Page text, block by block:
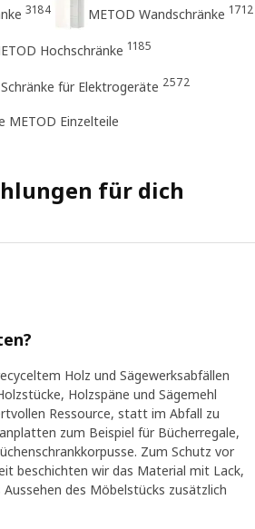
3184 METOD Wandschränke 1712
Hochschränke 1185
für Elektrogeräte 2572
METOD Einzelteile
für dich
Holz und Sägewerksabfällen
Holzspäne und Sägemehl
Ressource, statt im Abfall zu
zum Beispiel für Bücherregale,
Zum Schutz vor
beschichten wir das Material mit Lack,
des Möbelstücks zusätzlich